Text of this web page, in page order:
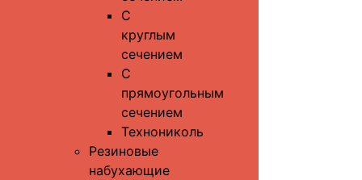
С
круглым
сечением
С
прямоугольным
сечением
Технониколь
Резиновые
набухающие